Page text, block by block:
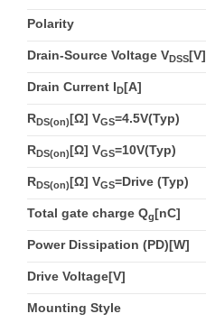
Polarity
Drain-Source Voltage VDSS[V]
Drain Current ID[A]
RDS(on)[Ω] VGS=4.5V(Typ)
RDS(on)[Ω] VGS=10V(Typ)
RDS(on)[Ω] VGS=Drive (Typ)
Total gate charge Qg[nC]
Power Dissipation (PD)[W]
Drive Voltage[V]
Mounting Style